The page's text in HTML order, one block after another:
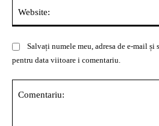
Salvați numele meu, adresa de e-mail și
pentru data viitoare i comentariu.